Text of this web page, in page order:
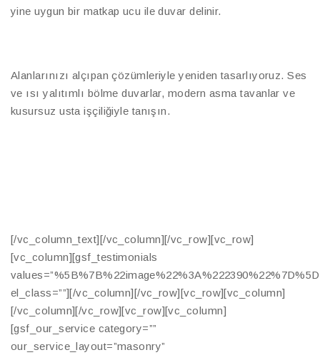
yine uygun bir matkap ucu ile duvar delinir.
Alanlarınızı alçıpan çözümleriyle yeniden tasarlıyoruz. Ses
ve ısı yalıtımlı bölme duvarlar, modern asma tavanlar ve
kusursuz usta işçiliğiyle tanışın.
[/vc_column_text][/vc_column][/vc_row][vc_row]
[vc_column][gsf_testimonials
el_class=””][/vc_column][/vc_row][vc_row][vc_column]
[/vc_column][/vc_row][vc_row][vc_column]
[gsf_our_service category=””
our_service_layout=”masonry”